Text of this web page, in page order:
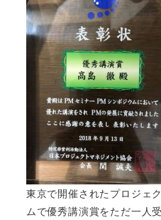
東京で開催されたプロジェ
ムで優秀講演賞をただ一人